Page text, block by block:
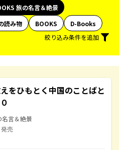
旅の名言＆絶景
読み物 BOOKS
D-Books
絞り込み条件を追加
をひもとく中国のことばと
名言＆絶景
売